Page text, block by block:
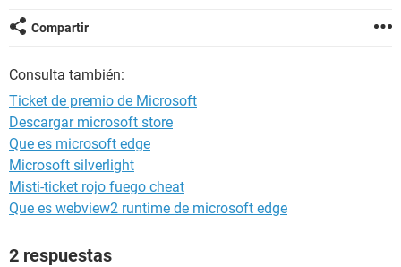
Compartir
Consulta también:
Ticket de premio de Microsoft
Descargar microsoft store
Que es microsoft edge
Microsoft silverlight
Misti-ticket rojo fuego cheat
Que es webview2 runtime de microsoft edge
2 respuestas